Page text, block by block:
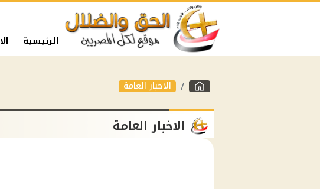
الرئيسية
الاخبار العامة
الاخبار العامة